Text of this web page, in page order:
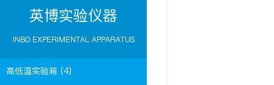
英博实验仪器
INBO EXPERIMENTAL APPARATUS
高低温实验箱 (4)